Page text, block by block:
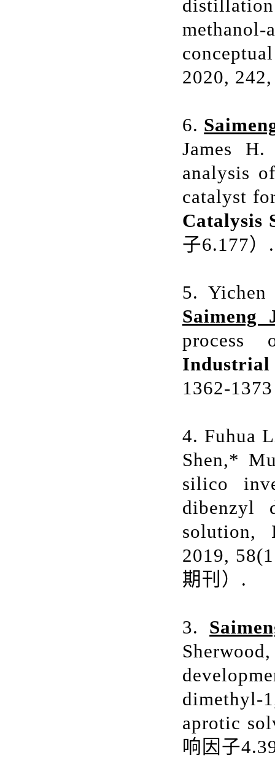
distillation
2020,
6.
James
analysis
catalyst
Catalysis
子6.177） .
5.
Saimeng
process
Industrial
1362-1373
4. Fuhua
Shen,*
silico
dibenzyl
solution,
2019,
期刊） .
3.
dimethyl-
aprotic
响因子